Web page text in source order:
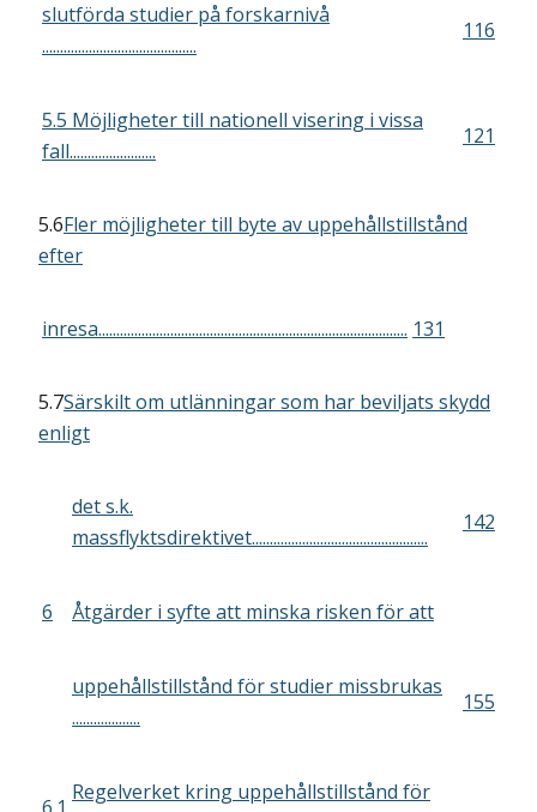
slutförda studier på forskarnivå
...........................................
116
5.5 Möjligheter till nationell visering i vissa
fall........................
121
5.6Fler möjligheter till byte av uppehållstillstånd
efter
inresa...................................................................................... 131
5.7Särskilt om utlänningar som har beviljats skydd
enligt
det s.k.
massflyktsdirektivet.................................................
142
6 Åtgärder i syfte att minska risken för att
uppehållstillstånd för studier missbrukas
...................
155
Regelverket kring uppehållstillstånd för